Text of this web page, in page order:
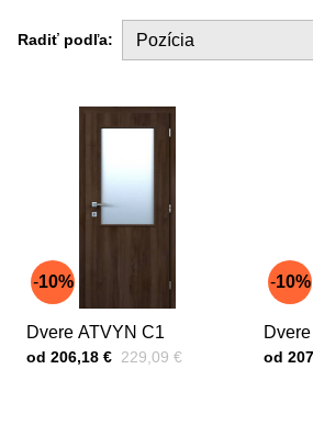
Radiť podľa:
Dvere ATVYN C1
Cena s DPH
od 206,18 € Pred zľavou:
229,09 €
10%
Cena
od
10%